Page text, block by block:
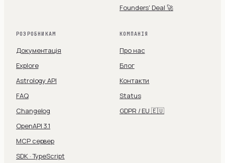
Founders' Deal 🚀
РОЗРОБНИКАМ
Документація
Explore
Astrology API
FAQ
Changelog
OpenAPI 3.1
MCP сервер
SDK · TypeScript
КОМПАНІЯ
Про нас
Блог
Контакти
Status
GDPR / EU 🇪🇺